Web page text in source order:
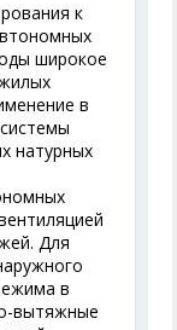
к
широкое
в
натурных
Для
в
вытяжные